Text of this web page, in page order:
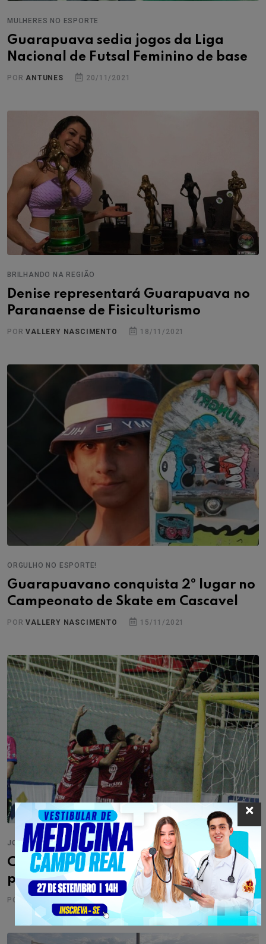
MULHERES NO ESPORTE
Guarapuava sedia jogos da Liga
Nacional de Futsal Feminino de base
PORANTUNES 20/11/2021
BRILHANDO NA REGIÃO
Denise representará Guarapuava no
Paranaense de Fisiculturismo
PORVALLERY NASCIMENTO 18/11/2021
ORGULHO NO ESPORTE!
Guarapuavano conquista 2º lugar no
Campeonato de Skate em Cascavel
PORVALLERY NASCIMENTO 15/11/2021
JOGO BOM
CAD e Apucarana empatam no
primeiro jogo das semifinais
PORANTUNES 14/11/2021